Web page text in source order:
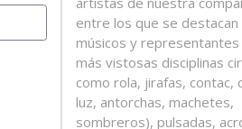
entre los que se destacan
músicos y representantes
más vistosas disciplinas
como rola, jirafas, contac,
luz, antorchas, machetes,
sombreros), pulsadas,